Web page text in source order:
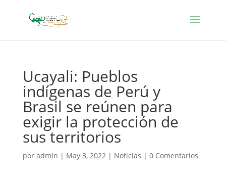
Ucayali: Pueblos
indígenas de Perú y
Brasil se reúnen para
exigir la protección de
sus territorios
por admin | May 3, 2022| Noticias | 0 Comentarios